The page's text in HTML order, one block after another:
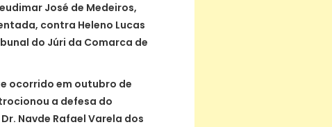
José de Medeiros,
contra Heleno Lucas
do Júri da Comarca de
ocorrido em outubro de
a defesa do
Navde Rafael Varela dos